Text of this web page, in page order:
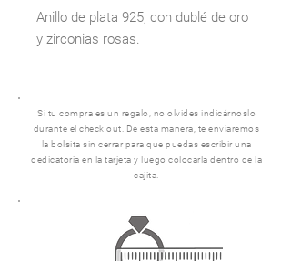
Anillo de plata 925, con dublé de oro
y zirconias rosas.
Si tu compra es un regalo, no olvides indicárnoslo
durante el check out. De esta manera, te enviaremos
la bolsita sin cerrar para que puedas escribir una
dedicatoria en la tarjeta y luego colocarla dentro de la
cajita.